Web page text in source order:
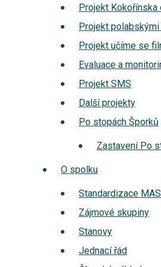
Projekt Kokořínska
Projekt
Projekt učíme se
Evaluace a
Projekt SMS
Další projekty
Po stopách Šporků
Zastavení Po
O spolku
Standardizace MAS
Zájmové skupiny
Stanovy
Jednací řád